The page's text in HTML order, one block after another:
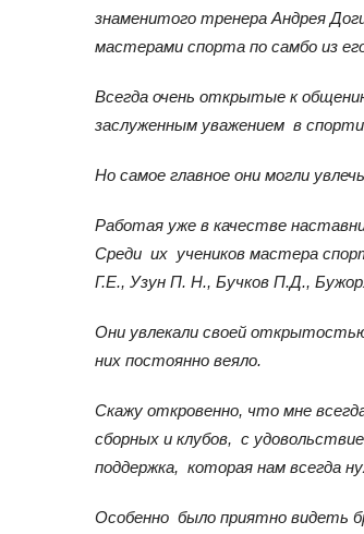
знаменитого тренера Андрея
мастерами спорта по самбо из
Всегда очень открытые к
заслуженным уважением в
Но самое главное они могли
Работая уже в качестве
Среди их учеников мастера
Г.Е., Узун П. Н., Бучков П.Д.,
Они увлекали своей
них постоянно веяло.
Скажу откровенно, что мне
сборных и клубов, с
поддержка, которая нам всегда
Особенно было приятно видеть